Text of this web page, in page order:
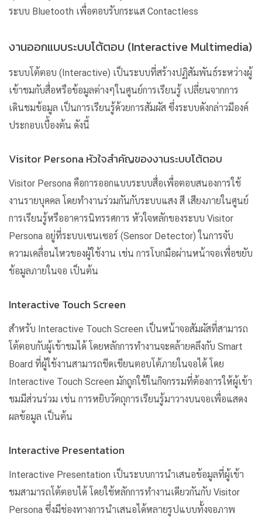
ระบบ Bluetooth เพื่อตอบรับกระแส Contactless
งานออกแบบระบบโต้ตอบ (Interactive Multimedia)
ระบบโต้ตอบ (Interactive) เป็นระบบที่สร้างปฏิสัมพันธ์ระหว่างผู้
เข้าชมกับสื่อหรือข้อมูลต่างๆในศูนย์การเรียนรู้ เปลี่ยนจากการ
เดินชมข้อมูล เป็นการเรียนรู้ด้วยการสัมผัส ซึ่งระบบดังกล่าวมีองค์
ประกอบเบื้องต้น ดังนี้
Visitor Persona หัวใจสำคัญของงานระบบโต้ตอบ
Visitor Persona คือการออกแบบระบบสื่อเพื่อตอบสนองการใช้
งานรายบุคคล โดยทำงานร่วมกันกับระบบแสง สี เสียงภายในศูนย์
การเรียนรู้หรืออาคารนิทรรศการ หัวใจหลักของระบบ Visitor
Persona อยู่ที่ระบบเซนเซอร์ (Sensor Detector) ในการจับ
ความเคลื่อนไหวของผู้ใช้งาน เช่น การโบกมือผ่านหน้าจอเพื่อขยับ
ข้อมูลภายในจอ เป็นต้น
Interactive Touch Screen
สำหรับ Interactive Touch Screen เป็นหน้าจอสัมผัสที่สามารถ
โต้ตอบกับผู้เข้าชมได้ โดยหลักการทำงานจะคล้ายคลึงกับ Smart
Board ที่ผู้ใช้งานสามารถขีดเขียนตอบโต้ภายในจอได้ โดย
Interactive Touch Screen มักถูกใช้ในกิจกรรมที่ต้องการให้ผู้เข้า
ชมมีส่วนร่วม เช่น การหยิบวัตถุการเรียนรู้มาวางบนจอเพื่อแสดง
ผลข้อมูล เป็นต้น
Interactive Presentation
Interactive Presentation เป็นระบบการนำเสนอข้อมูลที่ผู้เข้า
ชมสามารถโต้ตอบได้ โดยใช้หลักการทำงานเดียวกันกับ Visitor
Persona ซึ่งมีช่องทางการนำเสนอได้หลายรูปแบบทั้งจอภาพ